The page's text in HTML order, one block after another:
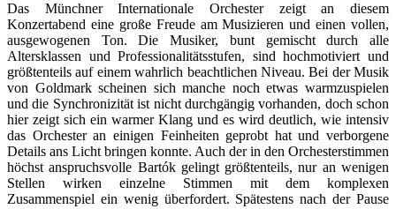
Das Münchner Internationale Orchester zeigt an diesem
Konzertabend eine große Freude am Musizieren und einen vollen,
ausgewogenen Ton. Die Musiker, bunt gemischt durch alle
Altersklassen und Professionalitätsstufen, sind hochmotiviert und
größtenteils auf einem wahrlich beachtlichen Niveau. Bei der Musik
von Goldmark scheinen sich manche noch etwas warmzuspielen
und die Synchronizität ist nicht durchgängig vorhanden, doch schon
hier zeigt sich ein warmer Klang und es wird deutlich, wie intensiv
das Orchester an einigen Feinheiten geprobt hat und verborgene
Details ans Licht bringen konnte. Auch der in den Orchesterstimmen
höchst anspruchsvolle Bartók gelingt größtenteils, nur an wenigen
Stellen wirken einzelne Stimmen mit dem komplexen
Zusammenspiel ein wenig überfordert. Spätestens nach der Pause